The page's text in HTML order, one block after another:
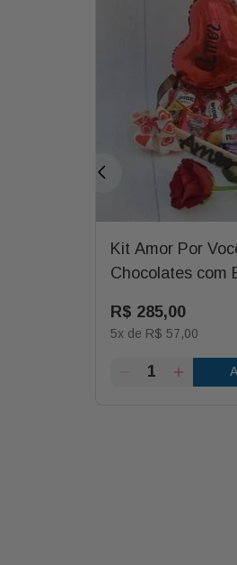
Kit Amor Por
Chocolates com
R$ 285,00
5x de R$ 57,00